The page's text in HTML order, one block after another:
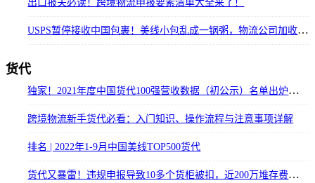
出口报关必读！跨境物流申报要素清单大全来了！
USPS暂停接收中国包裹！美线小包乱成一锅粥，物流公司加收报关费、预收关税费！
货代
独家！2021年度中国货代100强营收数据（初公示）名单出炉（附完整排名）
跨境物流新手货代必看：入门知识、操作流程与注意事项详解
排名 | 2022年1-9月中国美线TOP500货代
货代又暴雷！违规申报导致10多个货柜被扣，近200万堆存费卖家损失惨重？